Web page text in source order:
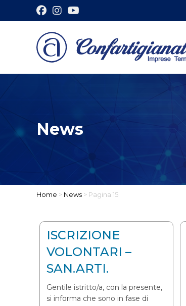
News
Home > News > Pagina 15
ISCRIZIONE
VOLONTARI –
SAN.ARTI.
Gentile istritto/a, con la presente,
si informa che sono in fase di